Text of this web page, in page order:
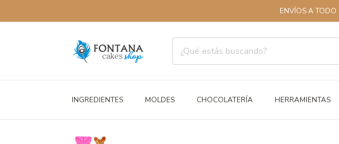
ENVÍOS A TODO EL PAÍS
INGREDIENTES MOLDES CHOCOLATERÍA HERRAMIENTAS